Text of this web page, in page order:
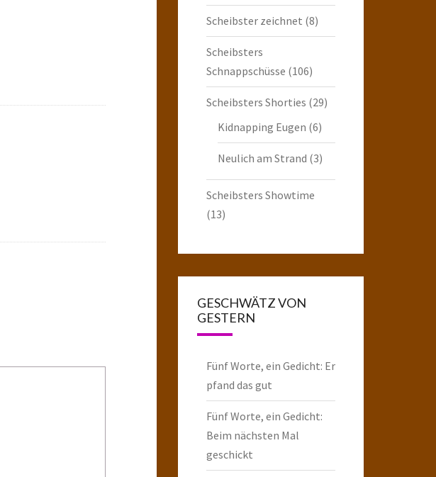
Scheibster zeichnet (8)
Scheibsters
Schnappschüsse (106)
Scheibsters Shorties (29)
Kidnapping Eugen (6)
Neulich am Strand (3)
Scheibsters Showtime
(13)
GESCHWÄTZ VON
GESTERN
Fünf Worte, ein Gedicht: Er
pfand das gut
Fünf Worte, ein Gedicht:
Beim nächsten Mal
geschickt